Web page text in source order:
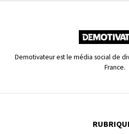
Demotivateur est le média social de
France.